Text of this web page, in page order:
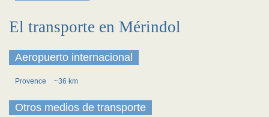
El transporte en Mérindol
Aeropuerto internacional
Provence ~36 km
Otros medios de transporte